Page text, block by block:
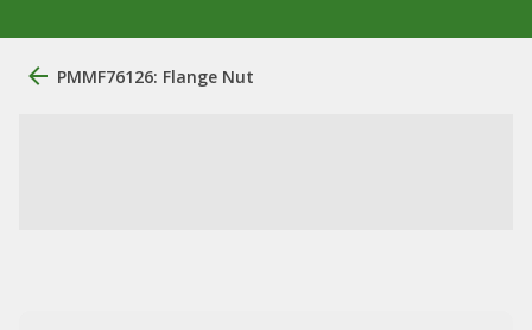
PMMF76126: Flange Nut